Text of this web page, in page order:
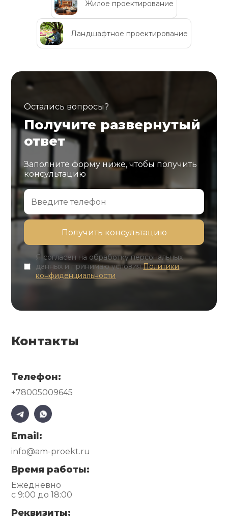
Жилое проектирование
Ландшафтное проектирование
Остались вопросы?
Получите развернутый
ответ
Заполните форму ниже, чтобы получить
консультацию
Я согласен на обработку персональных
данных и принимаю условияПолитики
конфиденциальности
Контакты
Телефон:
+78005009645
Email:
info@am-proekt.ru
Время работы:
Ежедневно
с 9:00 до 18:00
Реквизиты: